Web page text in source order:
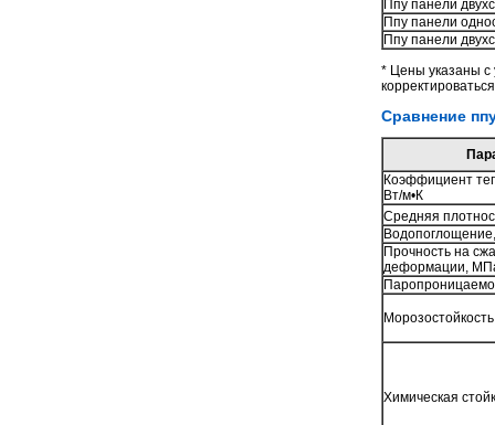
Ппу панели
Ппу панели
Ппу панели
* Цены указаны с
Сравнение
Коэффициент
Вт/м•К
Средняя
Прочность на
деформации,
Химическая